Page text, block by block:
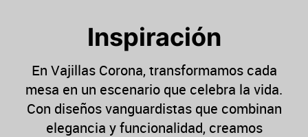
Inspiración​
En Vajillas Corona, transformamos cada
mesa en un escenario que celebra la vida.
Con diseños vanguardistas que combinan
elegancia y funcionalidad, creamos